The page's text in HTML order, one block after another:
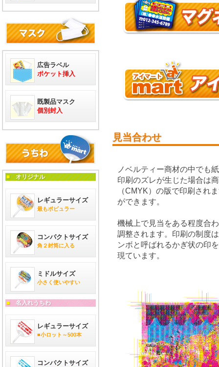
見当合わせ
ノベルティー商材の中でも
印刷のズレが生じた場合は
（CMYK）の版で印刷され
ができます。
機械上で見当をある程度合
調整されます。印刷の制度
ンボと呼ばれるかぎ状の印
現ています。
広告ラベル
ポケット挿入
既製品マスク
個別封入
■オリジナル
レギュラーサイズ
最もポピュラー
コンパクトサイズ
角２封筒に入る
ミドルサイズ
小さく使いやすい
■名入れうちわ
レギュラーサイズ
■小ロット～500本
コンパクトサイズ